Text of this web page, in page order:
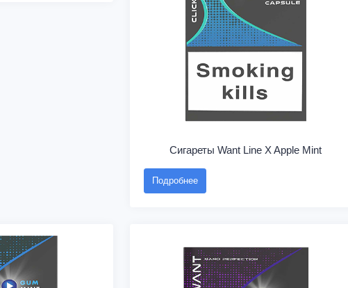
Сигареты Want Line X Apple Mint
Подробнее